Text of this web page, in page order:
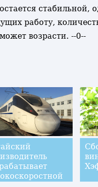
стабильной,
работу,
возрасти. --0--